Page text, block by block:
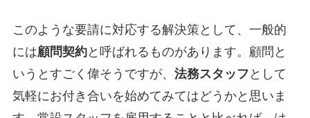
このような要請に対応する解決策として、一般的
には顧問契約と呼ばれるものがあります。顧問と
いうとすごく偉そうですが、 法務スタッフ として
気軽にお付き合いを始めてみてはどうかと思いま